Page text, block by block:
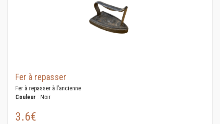
Fer à repasser
Fer à repasser à l’ancienne
Couleur : Noir
3.6€